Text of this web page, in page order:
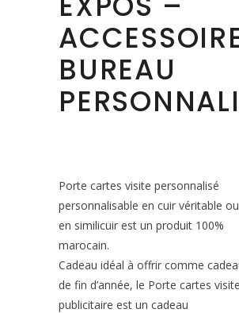
BUREAU
Porte cartes visite personnalisé
personnalisable en cuir véritable ou
en similicuir est un produit 100%
marocain.
Cadeau idéal à offrir comme
de fin d’année, le Porte cartes visite
publicitaire est un cadeau